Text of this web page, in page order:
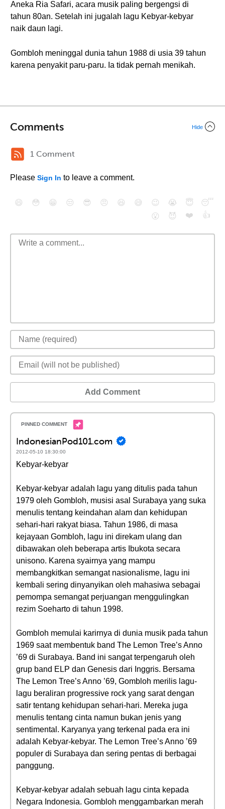
Aneka Ria Safari, acara musik paling bergengsi di
tahun 80an. Setelah ini jugalah lagu Kebyar-kebyar
naik daun lagi.
Gombloh meninggal dunia tahun 1988 di usia 39 tahun
karena penyakit paru-paru. Ia tidak pernah menikah.
Comments Hide
1 Comment
Please Sign In to leave a comment.
😄 😳 😁 😒 😎 😠 😆 😅 😉 😭 😇
😴
😮
😈 ❤️ 👍
Add Comment
IndonesianPod101.com
2012-05-10 18:30:00
Kebyar-kebyar
Kebyar-kebyar adalah lagu yang ditulis pada tahun
1979 oleh Gombloh, musisi asal Surabaya yang suka
menulis tentang keindahan alam dan kehidupan
sehari-hari rakyat biasa. Tahun 1986, di masa
kejayaan Gombloh, lagu ini direkam ulang dan
dibawakan oleh beberapa artis Ibukota secara
unisono. Karena syairnya yang mampu
membangkitkan semangat nasionalisme, lagu ini
kembali sering dinyanyikan oleh mahasiwa sebagai
pemompa semangat perjuangan menggulingkan
rezim Soeharto di tahun 1998.
Gombloh memulai karirnya di dunia musik pada tahun
1969 saat membentuk band The Lemon Tree’s Anno
’69 di Surabaya. Band ini sangat terpengaruh oleh
grup band ELP dan Genesis dari Inggris. Bersama
The Lemon Tree’s Anno ’69, Gombloh merilis lagu-
lagu beraliran progressive rock yang sarat dengan
satir tentang kehidupan sehari-hari. Mereka juga
menulis tentang cinta namun bukan jenis yang
sentimental. Karyanya yang terkenal pada era ini
adalah Kebyar-kebyar. The Lemon Tree’s Anno ’69
populer di Surabaya dan sering pentas di berbagai
panggung.
Kebyar-kebyar adalah sebuah lagu cinta kepada
Negara Indonesia. Gombloh menggambarkan merah